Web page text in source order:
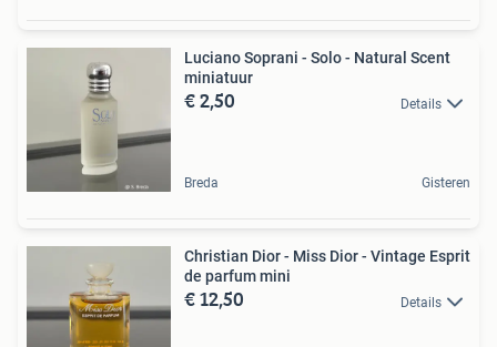
Luciano Soprani - Solo - Natural Scent
miniatuur
€ 2,50 Details
Breda Gisteren
Christian Dior - Miss Dior - Vintage Esprit
de parfum mini
€ 12,50 Details